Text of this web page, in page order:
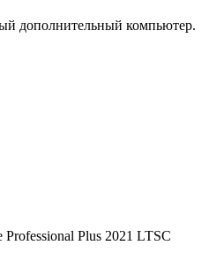
дополнительный компьютер.
Plus 2021 LTSC